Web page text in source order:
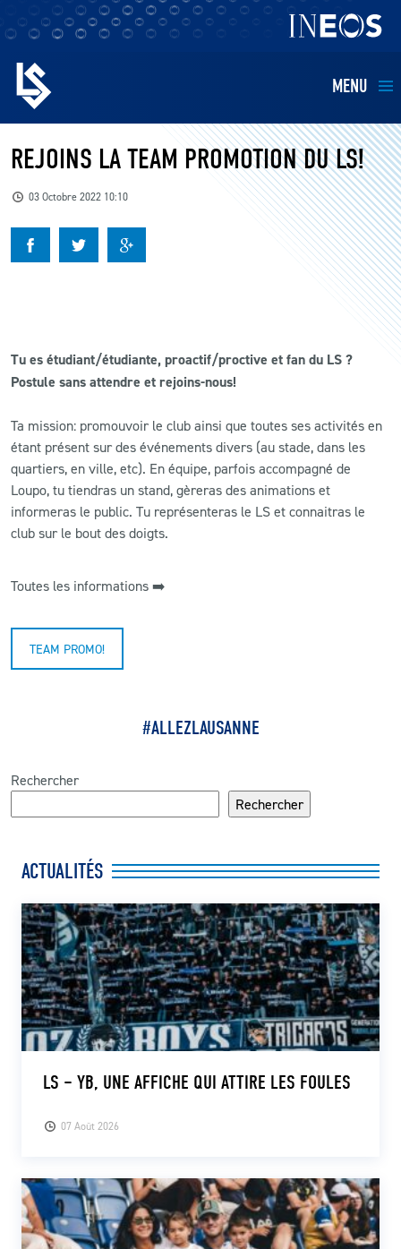
MENU
EQUIPES
BILLETTERIE
FANS
RESTAURATION
CLUB
CONTACT
ACTUALITÉS
LS ACADEMY CAMPS
REJOINS LA TEAM PROMOTION DU LS!
03 Octobre 2022 10:10
Tu es étudiant/étudiante, proactif/proctive et fan du LS ?
Postule sans attendre et rejoins-nous!
Ta mission: promouvoir le club ainsi que toutes ses activités en
étant présent sur des événements divers (au stade, dans les
quartiers, en ville, etc). En équipe, parfois accompagné de
Loupo, tu tiendras un stand, gèreras des animations et
informeras le public. Tu représenteras le LS et connaitras le
club sur le bout des doigts.
Toutes les informations ➡️
TEAM PROMO!
#ALLEZLAUSANNE
Rechercher
Rechercher
ACTUALITÉS
07 Août 2026
LS – YB, UNE AFFICHE QUI ATTIRE LES FOULES